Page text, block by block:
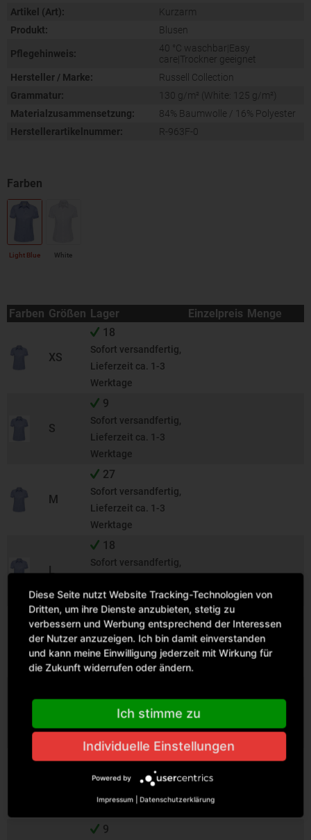
Artikel (Art):
Kurzarm
Produkt:
Blusen
Pflegehinweis:
40 °C waschbar|Easy
care|Trockner geeignet
Hersteller / Marke:
Russell Collection
Grammatur:
130 g/m² (White: 125 g/m²)
Materialzusammensetzung:
84% Baumwolle / 16% Polyester
Herstellerartikelnummer:
R-963F-0
Light Blue White
Farben Größen Lager Einzelpreis Menge
XS
18
Sofort versandfertig,
Lieferzeit ca. 1-3
Werktage
S
9
Sofort versandfertig,
Lieferzeit ca. 1-3
Werktage
M
27
Sofort versandfertig,
Lieferzeit ca. 1-3
Werktage
L
18
Sofort versandfertig,
Werktage
XL
7
Sofort versandfertig,
Lieferzeit ca. 1-3
Werktage
Lieferzeit ca. 1-3
16
Sofort versandfertig,
9
Diese Seite nutzt Website Tracking-Technologien von
Dritten, um ihre Dienste anzubieten, stetig zu
verbessern und Werbung entsprechend der Interessen
der Nutzer anzuzeigen. Ich bin damit einverstanden
und kann meine Einwilligung jederzeit mit Wirkung für
die Zukunft widerrufen oder ändern.
Ich stimme zu
Individuelle Einstellungen
Powered by
Impressum Datenschutzerklärung